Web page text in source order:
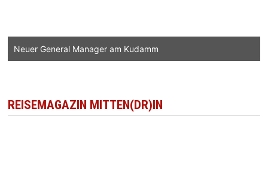
Neuer General Manager am Kudamm
REISEMAGAZIN MITTEN(DR)IN